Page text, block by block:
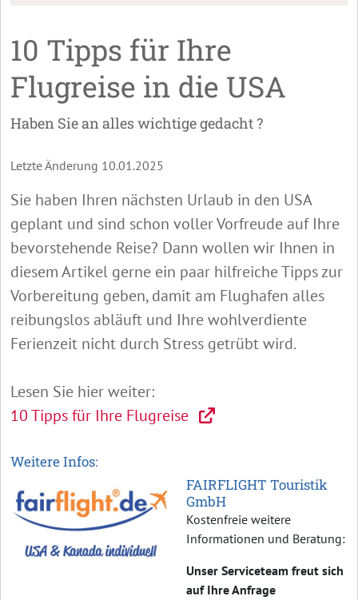
10 Tipps für Ihre
Flugreise in die USA
Haben Sie an alles wichtige gedacht ?
Letzte Änderung 10.01.2025
Sie haben Ihren nächsten Urlaub in den USA
geplant und sind schon voller Vorfreude auf Ihre
bevorstehende Reise? Dann wollen wir Ihnen in
diesem Artikel gerne ein paar hilfreiche Tipps zur
Vorbereitung geben, damit am Flughafen alles
reibungslos abläuft und Ihre wohlverdiente
Ferienzeit nicht durch Stress getrübt wird.
Lesen Sie hier weiter:
10 Tipps für Ihre Flugreise
Weitere Infos:
FAIRFLIGHT Touristik
GmbH
Kostenfreie weitere
Informationen und Beratung:
Unser Serviceteam freut sich
auf Ihre Anfrage